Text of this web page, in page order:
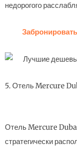
недорогого
5. Отель Mercure
Отель Mercure
стратегически